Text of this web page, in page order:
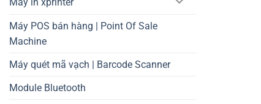
Máy POS bán hàng | Point Of Sale
Machine
Máy quét mã vạch | Barcode Scanner
Module Bluetooth